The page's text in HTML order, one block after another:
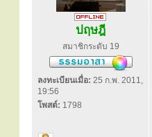
ปฤษฎี
สมาชิกระดับ 19
ลงทะเบียนเมื่อ: 25 ก.พ. 2011,
19:56
โพสต์: 1798